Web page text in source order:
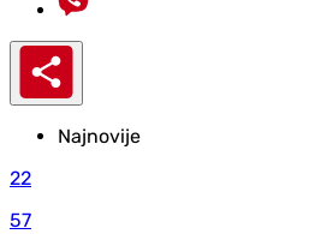
Najnovije
22
57